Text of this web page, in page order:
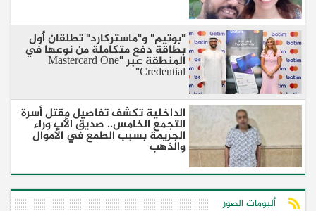
"بوتيم" و"ماستركارد" تطلقان أول
بطاقة دفع متكاملة من نوعها في
المنطقة عبر "Mastercard One
Credential"
الداخلية تكشف تفاصيل مقتل أسرة
التجمع الخامس.. صديق الأب وراء
الجريمة بسبب الطمع في الأموال
والذهب
ألبومات الصور